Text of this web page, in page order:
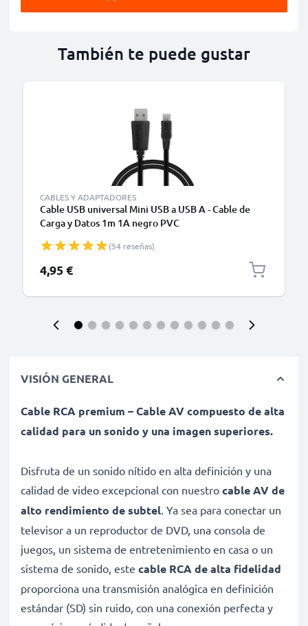
También te puede gustar
CABLES Y ADAPTADORES
Cable USB universal Mini USB a USB A - Cable de
Carga y Datos 1m 1A negro PVC
(54 reseñas)
4,95 €
VISIÓN GENERAL
Cable RCA premium – Cable AV compuesto de alta
calidad para un sonido y una imagen superiores.
Disfruta de un sonido nítido en alta definición y una
calidad de video excepcional con nuestro cable AV de
alto rendimiento de subtel. Ya sea para conectar un
televisor a un reproductor de DVD, una consola de
juegos, un sistema de entretenimiento en casa o un
sistema de sonido, este cable RCA de alta fidelidad
proporciona una transmisión analógica en definición
estándar (SD) sin ruido, con una conexión perfecta y